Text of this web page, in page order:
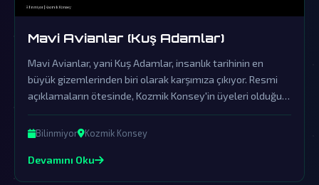
Mavi Avianlar (Kuş Adamlar)
Mavi Avianlar, yani Kuş Adamlar, insanlık tarihinin en
büyük gizemlerinden biri olarak karşımıza çıkıyor. Resmi
açıklamaların ötesinde, Kozmik Konsey'in üyeleri olduğu
iddia edilen bu varlıklar, gerçekler örtbas edildikçe daha da
mistik bir hâl alıyor.
Bilinmiyor Kozmik Konsey
Devamını Oku